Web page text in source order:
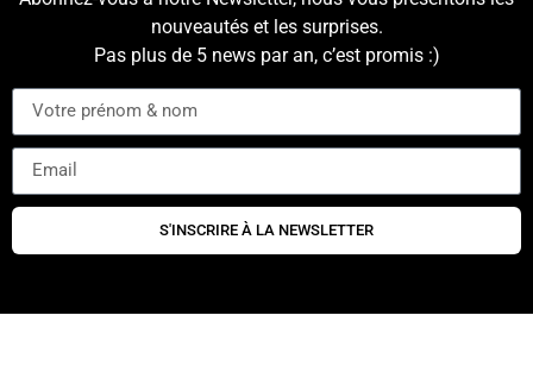
nouveautés et les surprises.
Pas plus de 5 news par an, c’est promis :)
S'INSCRIRE À LA NEWSLETTER